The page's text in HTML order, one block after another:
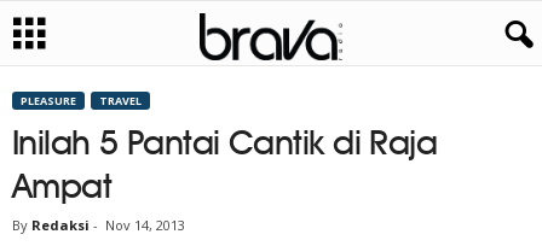
PLEASURE TRAVEL
Inilah 5 Pantai Cantik di Raja
Ampat
By Redaksi - Nov 14, 2013